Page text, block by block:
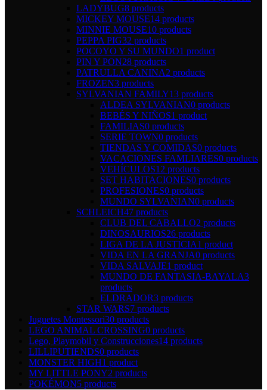
LADYBUG8 products
MICKEY MOUSE14 products
MINNIE MOUSE10 products
PEPPA PIG32 products
POCOYO Y SU MUNDO1 product
PIN Y PON28 products
PATRULLA CANINA2 products
FROZEN3 products
SYLVANIAN FAMILY13 products
ALDEA SYLVANIAN0 products
BEBÉS Y NIÑOS1 product
FAMILIAS0 products
SERIE TOWN0 products
TIENDAS Y COMIDAS0 products
VACACIONES FAMLIARES0 products
VEHÍCULOS12 products
SET HABITACIONES0 products
PROFESIONES0 products
MUNDO SYLVANIAN0 products
SCHLEICH47 products
CLUB DEL CABALLO2 products
DINOSAURIOS26 products
LIGA DE LA JUSTICIA1 product
VIDA EN LA GRANJA0 products
VIDA SALVAJE1 product
MUNDO DE FANTASIA-BAYALA3
products
ELDRADOR3 products
STAR WARS7 products
Juguetes Montessori30 products
LEGO ANIMAL CROSSING0 products
Lego, Playmobil y Construcciones14 products
LILLIPUTIENDS0 products
MONSTER HIGH1 product
MY LITTLE PONY2 products
POKÉMON5 products